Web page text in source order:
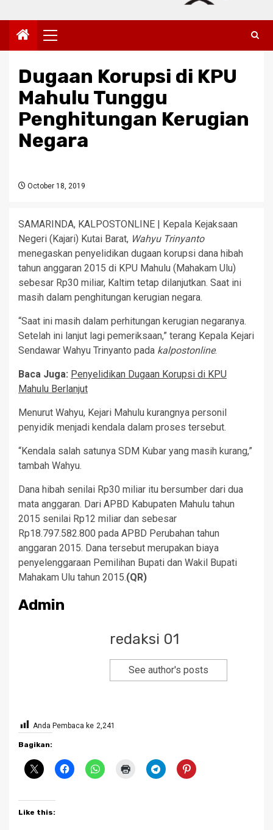
Primary
Menu
Dugaan Korupsi di KPU
Mahulu Tunggu
Penghitungan Kerugian
Negara
October 18, 2019
SAMARINDA, KALPOSTONLINE | Kepala Kejaksaan
Negeri (Kajari) Kutai Barat, Wahyu Trinyanto
menegaskan penyelidikan dugaan korupsi dana hibah
tahun anggaran 2015 di KPU Mahulu (Mahakam Ulu)
sebesar Rp30 miliar, Kaltim tetap dilanjutkan. Saat ini
masih dalam penghitungan kerugian negara.
“Saat ini masih dalam perhitungan kerugian negaranya.
Setelah ini lanjut lagi pemeriksaan,” terang Kepala Kejari
Sendawar Wahyu Trinyanto pada kalpostonline.
Baca Juga: Penyelidikan Dugaan Korupsi di KPU
Mahulu Berlanjut
Menurut Wahyu, Kejari Mahulu kurangnya personil
penyidik menjadi kendala dalam proses tersebut.
“Kendala salah satunya SDM Kubar yang masih kurang,”
tambah Wahyu.
Dana hibah senilai Rp30 miliar itu bersumber dari dua
mata anggaran. Dari APBD Kabupaten Mahulu tahun
2015 senilai Rp12 miliar dan sebesar
Rp18.797.582.800 pada APBD Perubahan tahun
anggaran 2015. Dana tersebut merupakan biaya
penyelenggaraan Pemilihan Bupati dan Wakil Bupati
Mahakam Ulu tahun 2015.(QR)
Admin
redaksi 01
See author's posts
Anda Pembaca ke 2,241
Bagikan:
Like this: